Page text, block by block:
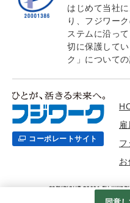
はじめて当社
り、フジワー
ステムに沿っ
切に保護して
ク」について
コーポレートサイト
フ
お
COPYRIGHT ©2021